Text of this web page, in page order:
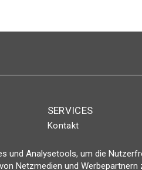
SERVICES
Kontakt
Login
und Analysetools, um die
Netzmedien und Werbepartnern